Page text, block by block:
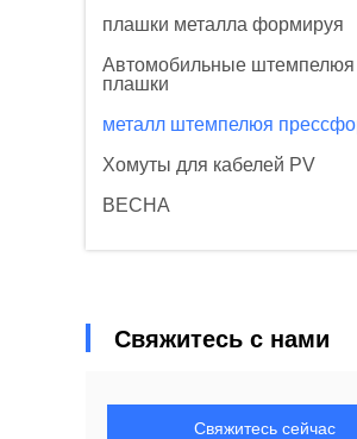
плашки металла формируя
Автомобильные штемпелюя
плашки
металл штемпелюя
Хомуты для кабелей PV
ВЕСНА
Свяжитесь с нами
Свяжитесь сейчас